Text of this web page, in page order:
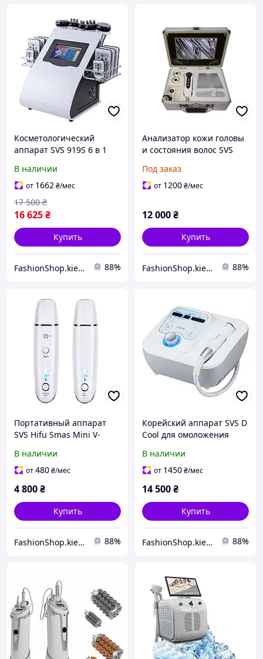
Косметологический
аппарат SVS 919S 6 в 1
(Лазерный липолиз,
Кавитация, RF, Вакуум)
В наличии
от 1662₴/мес
16 625₴
17 500 ₴
Купить
FashionShop.kiev.ua - Материалы для красоты 88%
Анализатор кожи головы
и состояния волос SVS
Под заказ
от 1200₴/мес
12 000₴
Купить
FashionShop.kiev.ua - Материалы для красоты 88%
Портативный аппарат
SVS Hifu Smas Mini V-
В наличии
от480₴/мес
4 800₴
Купить
FashionShop.kiev.ua - Материалы для красоты 88%
Корейский аппарат SVS D
Cool для омоложения
нагрева, охлаждения и
электропорации
В наличии
от 1450₴/мес
14 500₴
Купить
FashionShop.kiev.ua - Материалы для красоты 88%